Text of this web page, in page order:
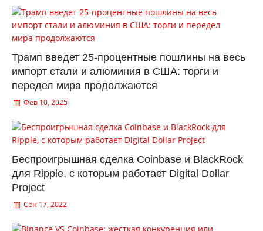
Трамп введет 25-процентные пошлины на весь
импорт стали и алюминия в США: торги и
передел мира продолжаются
Фев 10, 2025
Беспроигрышная сделка Coinbase и BlackRock
для Ripple, с которым работает Digital Dollar
Project
Сен 17, 2022